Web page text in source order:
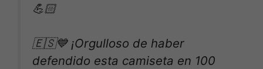
💪🏻
🇪🇸💙 ¡Orgulloso de haber
defendido esta camiseta en 100